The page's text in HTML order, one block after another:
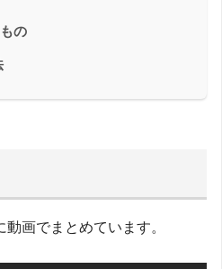
の
画でまとめています。